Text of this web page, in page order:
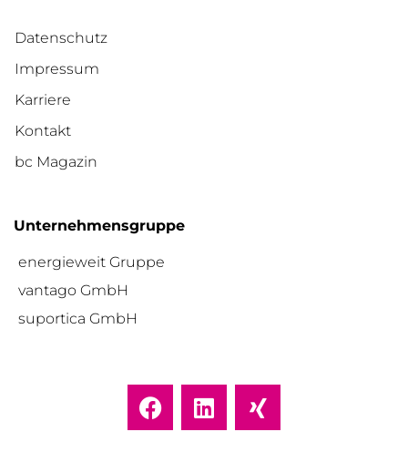
Datenschutz
Impressum
Karriere
Kontakt
bc Magazin
Unternehmensgruppe
energieweit Gruppe
vantago GmbH
suportica GmbH